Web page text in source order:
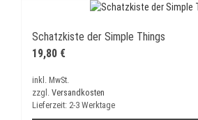
Schatzkiste der Simple Things
19,80 €
inkl. MwSt.
zzgl. Versandkosten
Lieferzeit: 2-3 Werktage